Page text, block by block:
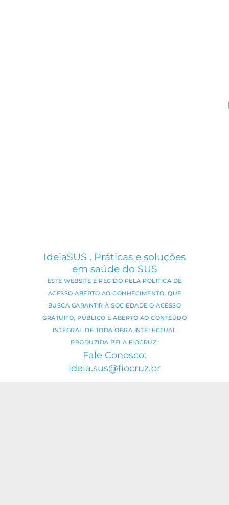
IdeiaSUS . Práticas e soluções
em saúde do SUS
ESTE WEBSITE É REGIDO PELA POLÍTICA DE
ACESSO ABERTO AO CONHECIMENTO, QUE
BUSCA GARANTIR À SOCIEDADE O ACESSO
GRATUITO, PÚBLICO E ABERTO AO CONTEÚDO
INTEGRAL DE TODA OBRA INTELECTUAL
PRODUZIDA PELA FIOCRUZ.
Fale Conosco:
ideia.sus@fiocruz.br